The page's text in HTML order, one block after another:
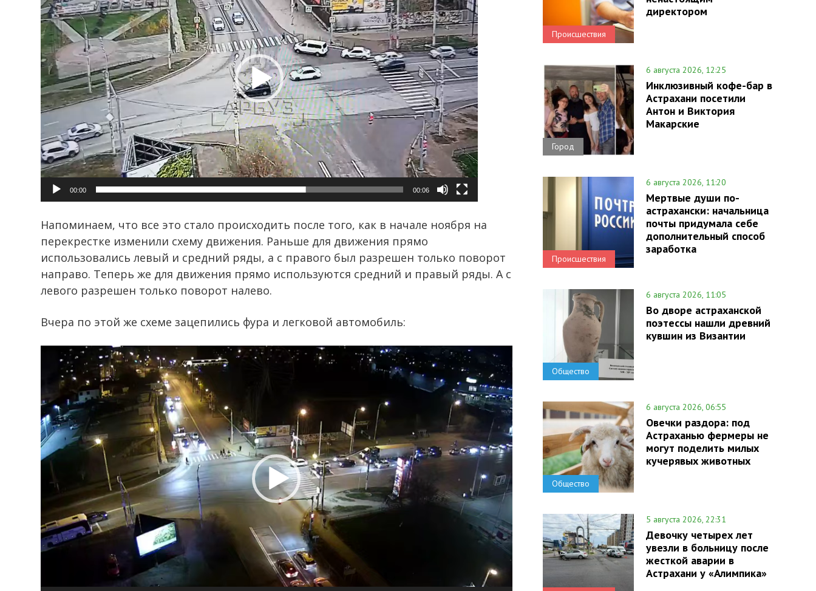
00:00 00:06
Напоминаем, что все это стало происходить после того, как в начале ноября на
перекрестке изменили схему движения. Раньше для движения прямо
использовались левый и средний ряды, а с правого был разрешен только поворот
направо. Теперь же для движения прямо используются средний и правый ряды. А с
левого разрешен только поворот налево.
Вчера по этой же схеме зацепились фура и легковой автомобиль:
Видеоплеер
Происшествия
директором
Город
6 августа 2026, 12:25
Инклюзивный кофе-бар в
Астрахани посетили
Антон и Виктория
Макарские
Происшествия
6 августа 2026, 11:20
Мертвые души по-
астрахански: начальница
почты придумала себе
дополнительный способ
заработка
Общество
6 августа 2026, 11:05
Во дворе астраханской
поэтессы нашли древний
кувшин из Византии
Общество
6 августа 2026, 06:55
Овечки раздора: под
Астраханью фермеры не
могут поделить милых
кучерявых животных
5 августа 2026, 22:31
Девочку четырех лет
увезли в больницу после
жесткой аварии в
Астрахани у «Алимпика»